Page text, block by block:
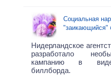
Социальная
"заикающийся"
Нидерландское
разработало
кампанию в виде
биллборда.